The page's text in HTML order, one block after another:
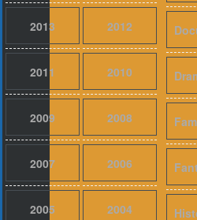
2013 2012
2011 2010
2009 2008
2007 2006
2005 2004